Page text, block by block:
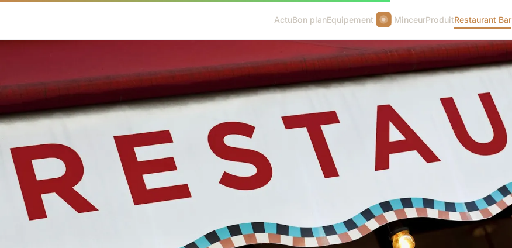
ActuBon planEquipement MinceurProduitRestaurant Bar